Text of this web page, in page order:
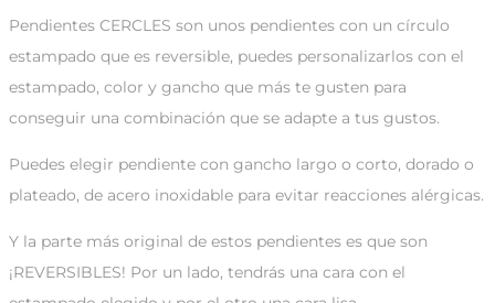
Pendientes CERCLES son unos pendientes con un círculo
estampado que es reversible, puedes personalizarlos con el
estampado, color y gancho que más te gusten para
conseguir una combinación que se adapte a tus gustos.
Puedes elegir pendiente con gancho largo o corto, dorado o
plateado, de acero inoxidable para evitar reacciones alérgicas.
Y la parte más original de estos pendientes es que son
¡REVERSIBLES! Por un lado, tendrás una cara con el